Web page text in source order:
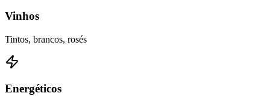
Vinhos
Tintos, brancos, rosés
Energéticos